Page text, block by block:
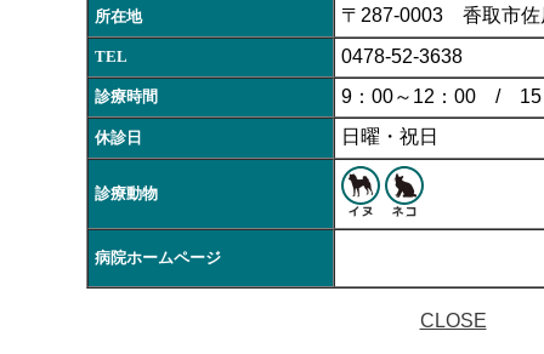
所在地 〒287-0003 香取市佐
TEL 0478-52-3638
診療時間 9：00～12：00 / 15
休診日 日曜・祝日
診療動物
病院ホームページ
CLOSE